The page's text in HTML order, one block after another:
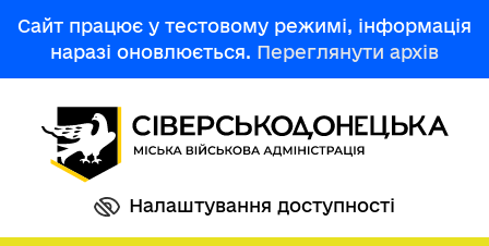
Сайт працює у тестовому режимі, інформація
наразі оновлюється. Переглянути архів
Налаштування доступності